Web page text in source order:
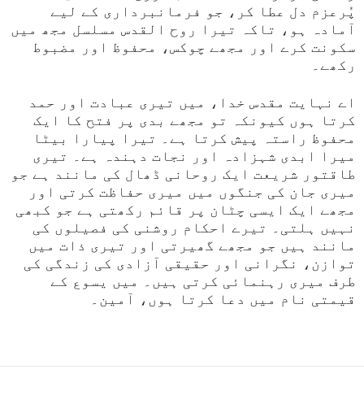
پُرعزم دل عطا کر، جو فرمانبرداری کے لیے
آمادہ ہو، تاکہ تیرا روح القدس مسلسل مجھ میں
سکونت کرے اور مجھے چوکس، محفوظ اور مضبوط
رکھے۔
اے نہایت مقدس خدا، میں تیری عبادت اور حمد
کرتا ہوں کیونکہ تو مجھے بدی پر فتح کا ایک
محفوظ راستہ پیش کرتا ہے۔ تیرا پیارا بیٹا
میرا ابدی شہزادہ اور نجات دہندہ ہے۔ تیری
طاقتور شریعت ایک روحانی ڈھال کی مانند ہے جو
میری جان کی جنگوں میں میری حفاظت کرتی اور
مجھے ایک ایسی چٹان پر قائم رکھتی ہے جو کبھی
نہیں ہلتی۔ تیرے احکام روشنی کی فصیلوں کی
مانند ہیں جو مجھے گھیرتی اور تیری ذات میں
توازن، نگرانی اور حقیقی آزادی کی زندگی کی
طرف میری رہنمائی کرتی ہیں۔ میں یسوع کے
قیمتی نام میں دعا کرتا ہوں، آمین۔